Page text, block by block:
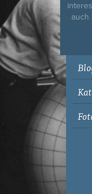
auch